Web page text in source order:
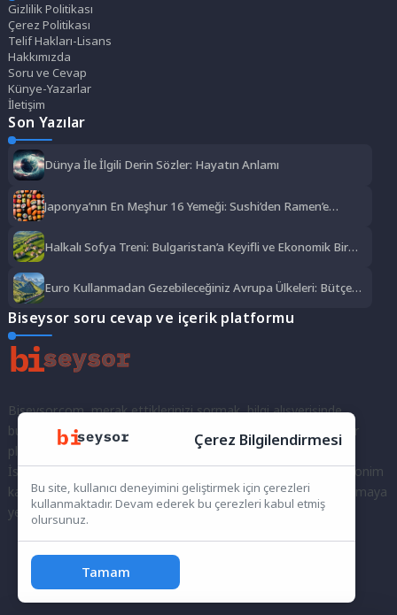
Gizlilik Politikası
Çerez Politikası
Telif Hakları-Lisans
Hakkımızda
Soru ve Cevap
Künye-Yazarlar
İletişim
Son Yazılar
Dünya İle İlgili Derin Sözler: Hayatın Anlamı
Japonya’nın En Meşhur 16 Yemeği: Sushi’den Ramen’e
Halkalı Sofya Treni: Bulgaristan’a Keyifli ve Ekonomik Bir
Euro Kullanmadan Gezebileceğiniz Avrupa Ülkeleri: Bütçe
Biseysor soru cevap ve içerik platformu
Biseysor.com, merak ettiklerinizi sormak, bilgi alışverişinde
bulunmak ve fikirlerinizi paylaşmak için bir araya geldiğimiz bir
platformdur.
İster kayıtlı bir kullanıcı olarak topluluğumuza katılın, ister anonim
kalarak sorularınızı yöneltin; burada her türlü soruya ve tartışmaya
yer var. Bilgiyi keşfetmek ve paylaşmak için bize katılın!
Çerez Bilgilendirmesi
Bu site, kullanıcı deneyimini geliştirmek için çerezleri
kullanmaktadır. Devam ederek bu çerezleri kabul etmiş
olursunuz.
Tamam